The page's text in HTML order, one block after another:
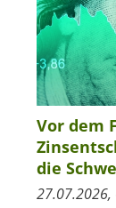
Vor dem
die